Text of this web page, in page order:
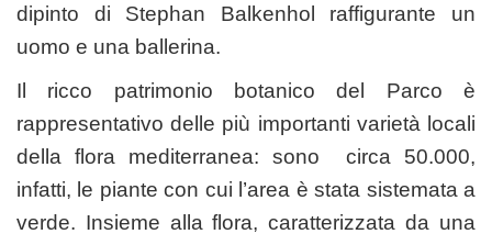
dipinto di Stephan Balkenhol raffigurante un
uomo e una ballerina.
Il ricco patrimonio botanico del Parco è
rappresentativo delle più importanti varietà locali
della flora mediterranea: sono circa 50.000,
infatti, le piante con cui l’area è stata sistemata a
verde. Insieme alla flora, caratterizzata da una